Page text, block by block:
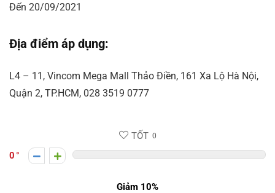
Đến 20/09/2021
Địa điểm áp dụng:
L4 – 11, Vincom Mega Mall Thảo Điền, 161 Xa Lộ Hà Nội,
Quận 2, TP.HCM, 028 3519 0777
TỐT 0
0
Giảm 10%